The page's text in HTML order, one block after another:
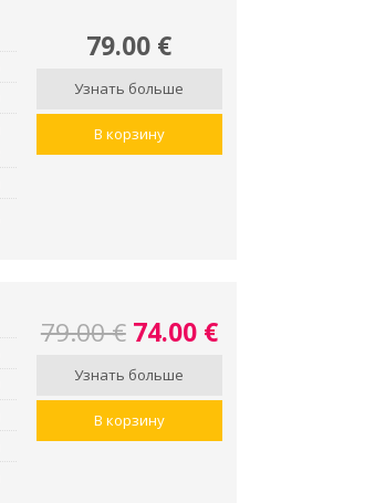
79.00 €
Узнать больше
В корзину
79.00 € 74.00 €
Узнать больше
В корзину